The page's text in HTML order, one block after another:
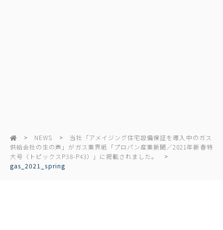
NEWS
当社「アメイジング住宅設備保証を導入中のガス
供給会社の生の声」がガス業界紙「プロパン産業新聞／2021年新春特
大号（トピックスP38-P43）」に掲載されました。
gas_2021_spring